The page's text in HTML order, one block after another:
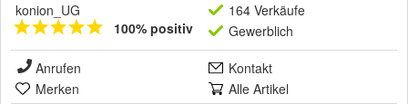
konion_UG
100% positiv
164 Verkäufe
Gewerblich
Anrufen
Kontakt
Merken
Alle Artikel